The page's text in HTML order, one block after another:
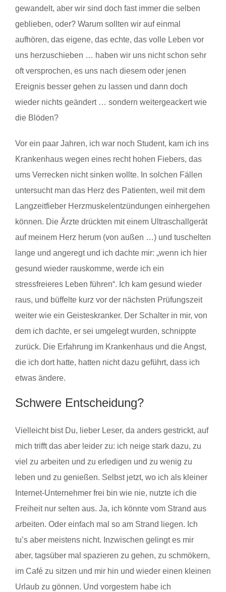
gewandelt, aber wir sind doch fast immer die selben
geblieben, oder? Warum sollten wir auf einmal
aufhören, das eigene, das echte, das volle Leben vor
uns herzuschieben … haben wir uns nicht schon sehr
oft versprochen, es uns nach diesem oder jenen
Ereignis besser gehen zu lassen und dann doch
wieder nichts geändert … sondern weitergeackert wie
die Blöden?
Vor ein paar Jahren, ich war noch Student, kam ich ins
Krankenhaus wegen eines recht hohen Fiebers, das
ums Verrecken nicht sinken wollte. In solchen Fällen
untersucht man das Herz des Patienten, weil mit dem
Langzeitfieber Herzmuskelentzündungen einhergehen
können. Die Ärzte drückten mit einem Ultraschallgerät
auf meinem Herz herum (von außen …) und tuschelten
lange und angeregt und ich dachte mir: „wenn ich hier
gesund wieder rauskomme, werde ich ein
stressfreieres Leben führen“. Ich kam gesund wieder
raus, und büffelte kurz vor der nächsten Prüfungszeit
weiter wie ein Geisteskranker. Der Schalter in mir, von
dem ich dachte, er sei umgelegt wurden, schnippte
zurück. Die Erfahrung im Krankenhaus und die Angst,
die ich dort hatte, hatten nicht dazu geführt, dass ich
etwas ändere.
Schwere Entscheidung?
Vielleicht bist Du, lieber Leser, da anders gestrickt, auf
mich trifft das aber leider zu: ich neige stark dazu, zu
viel zu arbeiten und zu erledigen und zu wenig zu
leben und zu genießen. Selbst jetzt, wo ich als kleiner
Internet-Unternehmer frei bin wie nie, nutzte ich die
Freiheit nur selten aus. Ja, ich könnte vom Strand aus
arbeiten. Oder einfach mal so am Strand liegen. Ich
tu’s aber meistens nicht. Inzwischen gelingt es mir
aber, tagsüber mal spazieren zu gehen, zu schmökern,
im Café zu sitzen und mir hin und wieder einen kleinen
Urlaub zu gönnen. Und vorgestern habe ich